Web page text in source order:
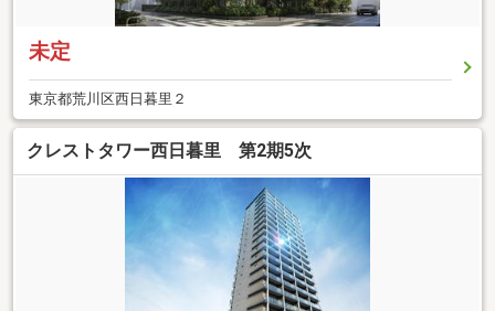
未定
東京都荒川区西日暮里２
クレストタワー西日暮里 第2期5次